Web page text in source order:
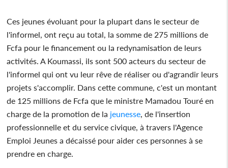
Ces jeunes évoluant pour la plupart dans le secteur de
l'informel, ont reçu au total, la somme de 275 millions de
Fcfa pour le financement ou la redynamisation de leurs
activités. A Koumassi, ils sont 500 acteurs du secteur de
l'informel qui ont vu leur rêve de réaliser ou d'agrandir leurs
projets s'accomplir. Dans cette commune, c'est un montant
de 125 millions de Fcfa que le ministre Mamadou Touré en
charge de la promotion de la jeunesse , de l'insertion
professionnelle et du service civique, à travers l'Agence
Emploi Jeunes a décaissé pour aider ces personnes à se
prendre en charge.